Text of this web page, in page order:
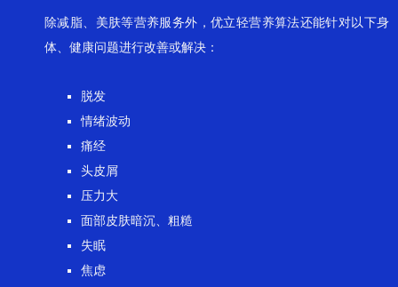
除减脂、美肤等营养服务外，优立轻营养算法还能针对以下身
体、健康问题进行改善或解决：
脱发
情绪波动
痛经
头皮屑
压力大
面部皮肤暗沉、粗糙
失眠
焦虑